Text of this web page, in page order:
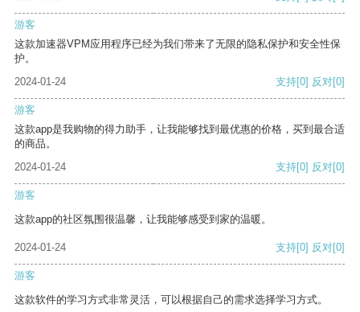
游客
这款加速器VPM应用程序已经为我们带来了无限的隐私保护和安全性保
护。
2024-01-24
支持[0] 反对[0]
游客
这款app是我购物的得力助手，让我能够找到最优惠的价格，买到最合适
的商品。
2024-01-24
支持[0] 反对[0]
游客
这款app的社区氛围很温馨，让我能够感受到家的温暖。
2024-01-24 支持[0] 反对[0]
游客
这款软件的学习方式非常灵活，可以根据自己的需求选择学习方式。